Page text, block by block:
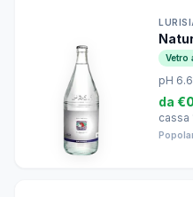
Vetro
pH 6.6
da
cassa